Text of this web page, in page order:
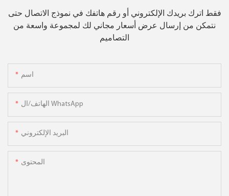
فقط اترك بريدك الإلكتروني أو رقم هاتفك في نموذج الاتصال حتى
نتمكن من إرسال عرض أسعار مجاني لك لمجموعة واسعة من
التصاميم
اسم
الهاتف/ال WhatsApp
البريد الإلكتروني
المحتوى